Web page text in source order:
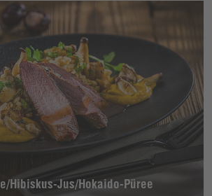
Hibiskus-Jus/Hokaido-Püree